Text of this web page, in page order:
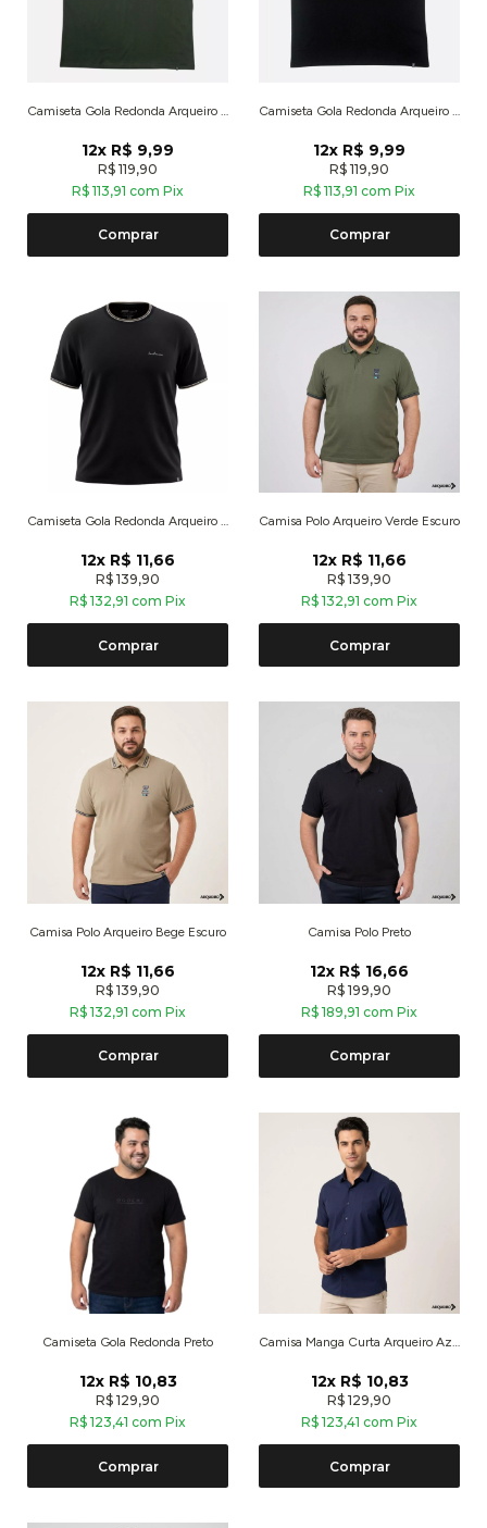
12x R$ 9,99
R$ 119,90
R$ 113,91 com Pix
Comprar
12x R$ 9,99
R$ 119,90
R$ 113,91 com Pix
Comprar
Camiseta Gola Redonda Arqueiro Marrom Escuro
12x R$ 11,66
R$ 139,90
R$ 132,91 com Pix
Comprar
Camisa Polo Arqueiro Verde Escuro
12x R$ 11,66
R$ 139,90
R$ 132,91 com Pix
Comprar
Camisa Polo Arqueiro Bege Escuro
12x R$ 11,66
R$ 139,90
R$ 132,91 com Pix
Comprar
Camisa Polo Preto
12x R$ 16,66
R$ 199,90
R$ 189,91 com Pix
Comprar
Camiseta Gola Redonda Preto
12x R$ 10,83
R$ 129,90
R$ 123,41 com Pix
Comprar
Camisa Manga Curta Arqueiro Azul Escuro
12x R$ 10,83
R$ 129,90
R$ 123,41 com Pix
Comprar